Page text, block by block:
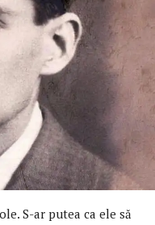
S-ar putea ca ele să